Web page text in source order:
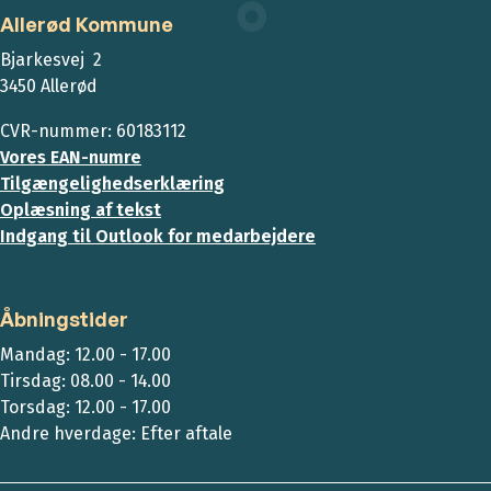
Allerød Kommune
Bjarkesvej 2
3450 Allerød
CVR-nummer: 60183112
Vores EAN-numre
Tilgængelighedserklæring
Oplæsning af tekst
Indgang til Outlook for medarbejdere
Åbningstider
Mandag: 12.00 - 17.00
Tirsdag: 08.00 - 14.00
Torsdag: 12.00 - 17.00
Andre hverdage: Efter aftale